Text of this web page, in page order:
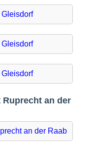
an der
an der Raab